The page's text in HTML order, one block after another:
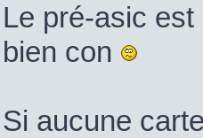
Le pré-asic
bien con
Si aucune